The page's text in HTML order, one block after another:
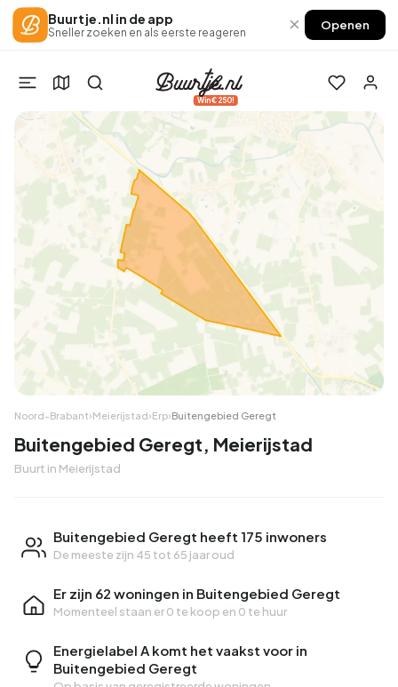
Buurtje.nl in de app
Sneller zoeken en als eerste reageren × Openen
Win €250!
Noord-Brabant›Meierijstad›Erp›Buitengebied Geregt
Buitengebied Geregt, Meierijstad
Buurt in Meierijstad
Buitengebied Geregt heeft 175 inwoners
De meeste zijn 45 tot 65 jaar oud
Er zijn 62 woningen in Buitengebied Geregt
Momenteel staan er0 te koop en 0 te huur
Energielabel A komt het vaakst voor in
Buitengebied Geregt